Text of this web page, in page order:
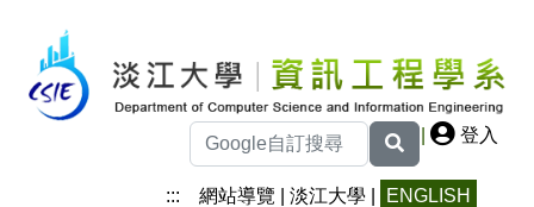
| 登入
::: 網站導覽 淡江大學 ENGLISH